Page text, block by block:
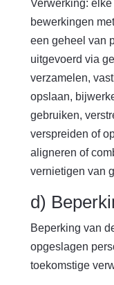
Verwerking:
bewerkingen
een geheel van
uitgevoerd via
verzamelen,
opslaan,
gebruiken,
verspreiden of
aligneren of
vernietigen van
d)
Beperking van
opgeslagen
toekomstige